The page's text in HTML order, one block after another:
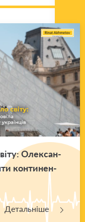
Оле­ксан­
кон­ти­нен­
Детальніше